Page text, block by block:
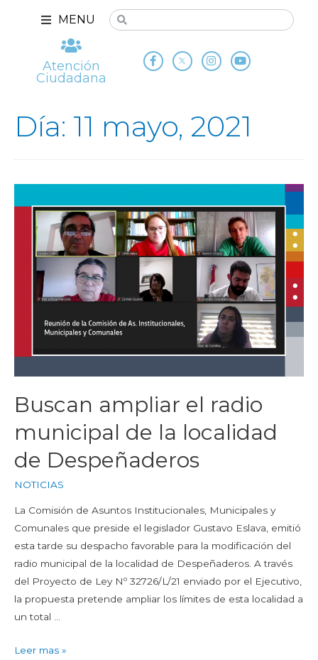
MENU
Atención
Ciudadana
Día: 11 mayo, 2021
Buscan ampliar el radio
municipal de la localidad
de Despeñaderos
NOTICIAS
La Comisión de Asuntos Institucionales, Municipales y
Comunales que preside el legislador Gustavo Eslava, emitió
esta tarde su despacho favorable para la modificación del
radio municipal de la localidad de Despeñaderos. A través
del Proyecto de Ley Nº 32726/L/21 enviado por el Ejecutivo,
la propuesta pretende ampliar los límites de esta localidad a
un total …
Leer mas »